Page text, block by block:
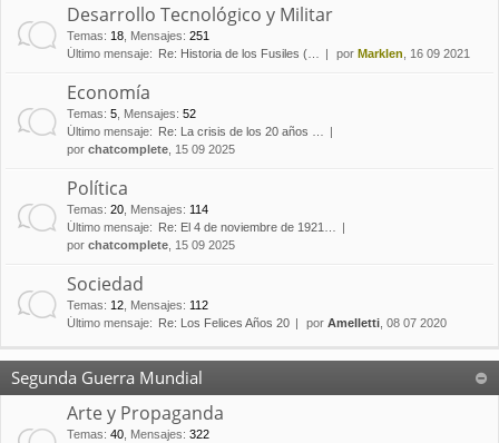
Desarrollo Tecnológico y Militar
Temas: 18 Mensajes: 251
Último mensaje:
Re: Historia de los Fusiles (… por Marklen , 16 09 2021
Economía
Temas: 5 Mensajes: 52
Último mensaje:
Re: La crisis de los 20 años …
por chatcomplete , 15 09 2025
Política
Temas: 20 Mensajes: 114
Último mensaje:
Re: El 4 de noviembre de 1921…
por chatcomplete , 15 09 2025
Sociedad
Temas: 12 Mensajes: 112
Último mensaje:
Re: Los Felices Años 20 por Amelletti , 08 07 2020
Segunda Guerra Mundial
Arte y Propaganda
Temas: 40 Mensajes: 322